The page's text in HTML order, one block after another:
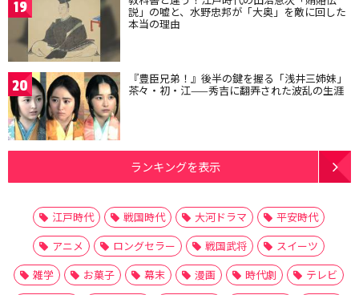
19 説」の嘘と、水野忠邦が「大奥」を敵に回した
本当の理由
20 『豊臣兄弟！』後半の鍵を握る「浅井三姉妹」
茶々・初・江——秀吉に翻弄された波乱の生涯
ランキングを表示
江戸時代 戦国時代 大河ドラマ
平安時代
アニメ
ロングセラー 戦国武将
スイーツ
雑学
お菓子 幕末 漫画 時代劇
テレビ